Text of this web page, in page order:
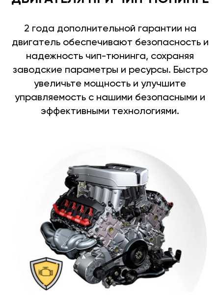
2 года дополнительной гарантии на
двигатель обеспечивают безопасность и
надежность чип-тюнинга, сохраняя
заводские параметры и ресурсы. Быстро
увеличьте мощность и улучшите
управляемость с нашими безопасными и
эффективными технологиями.